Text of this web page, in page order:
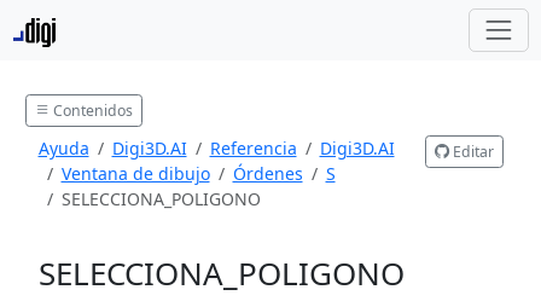
Contenidos
Ayuda Digi3D.AI Referencia
Digi3D.AI
Ventana de dibujo
Órdenes
S
SELECCIONA_POLIGONO
Editar
SELECCIONA_POLIGONO